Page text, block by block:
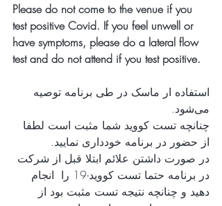
Please do not come to the venue if you
test positive Covid. If you feel unwell or
have symptoms, please do a lateral flow
test and do not attend if you test positive.
استفاده ار ماسک در طی برنامه توصیه
می‌شود.
چنانچه تست کووید شما مثبت است لطفا
از حضور در برنامه خودداری نمایید.
در صورت داشتن علائم ابتلا قبل از شرکت
در برنامه حتما تست کووید-19 را  انجام
دهید و چنانچه نتیجه تست مثبت بود از